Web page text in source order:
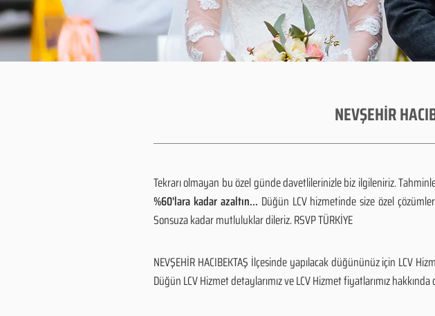
NEVŞEHİR
Tekrarı olmayan bu özel günde davetlilerinizle biz ilgileniriz.
%60'lara kadar azaltın... Düğün LCV hizmetinde size özel
Sonsuza kadar mutluluklar dileriz. RSVP TÜRKİYE
NEVŞEHİR HACIBEKTAŞ İlçesinde yapılacak düğününüz için LCV
Düğün LCV Hizmet detaylarımız ve LCV Hizmet fiyatlarımız